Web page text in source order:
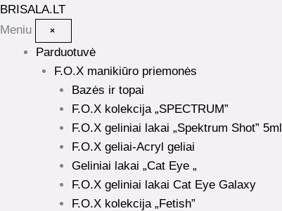
BRISALA.LT
Meniu
×
Parduotuvė
F.O.X manikiūro priemonės
Bazės ir topai
F.O.X kolekcija „SPECTRUM”
F.O.X geliniai lakai „Spektrum Shot” 5ml
F.O.X geliai-Acryl geliai
Geliniai lakai „Cat Eye „
F.O.X geliniai lakai Cat Eye Galaxy
F.O.X kolekcija „Fetish”
Pereiti
prie